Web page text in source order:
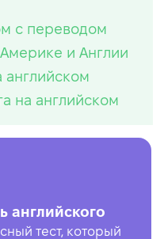
с переводом
и Англии
английском
на английском
английского
тест, который